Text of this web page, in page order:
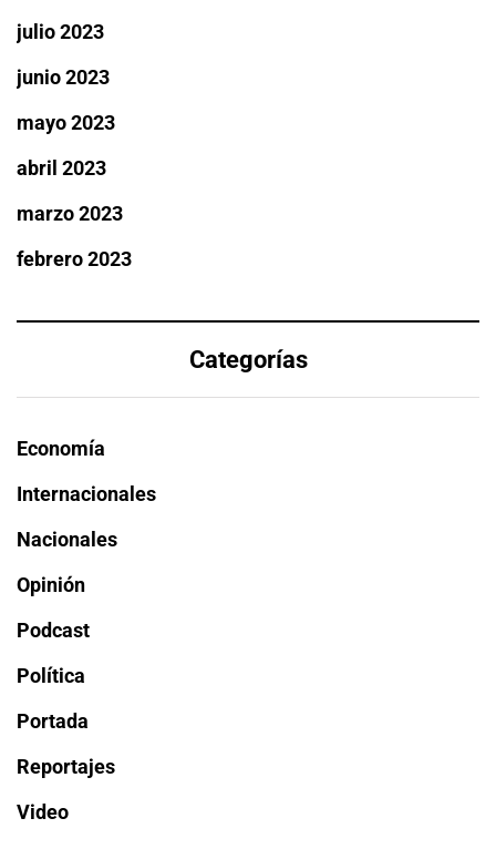
julio 2023
junio 2023
mayo 2023
abril 2023
marzo 2023
febrero 2023
Categorías
Economía
Internacionales
Nacionales
Opinión
Podcast
Política
Portada
Reportajes
Video